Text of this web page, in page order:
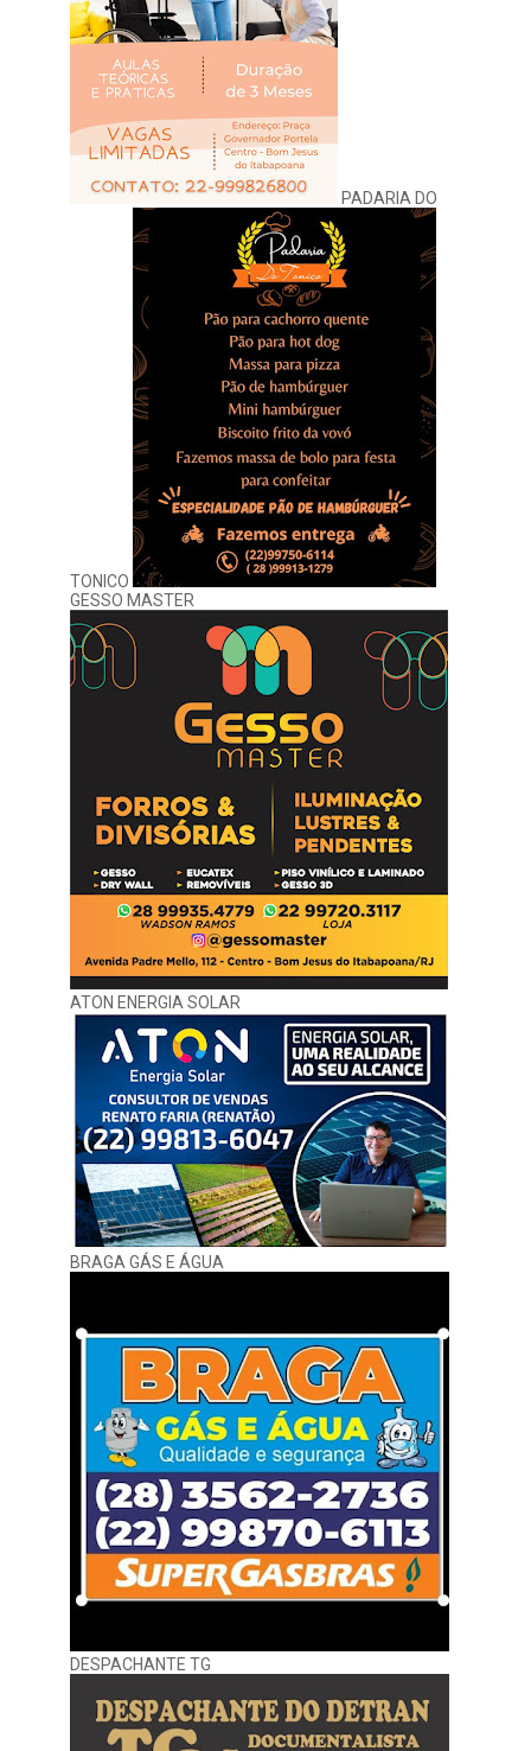
PADARIA DO
TONICO
GESSO MASTER
ATON ENERGIA SOLAR
BRAGA GÁS E ÁGUA
DESPACHANTE TG